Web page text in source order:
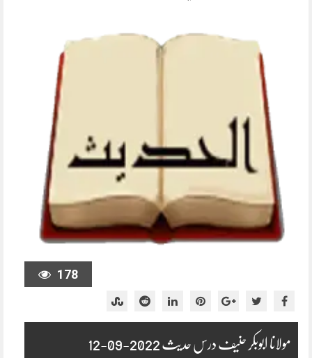
178
مولانا ابوبکر حنیف درس حدیث 2022-09-12